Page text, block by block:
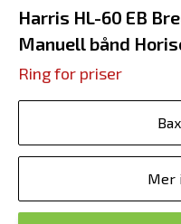
Harris HL-60 EB
Manuell bånd
Ring for priser
Mer